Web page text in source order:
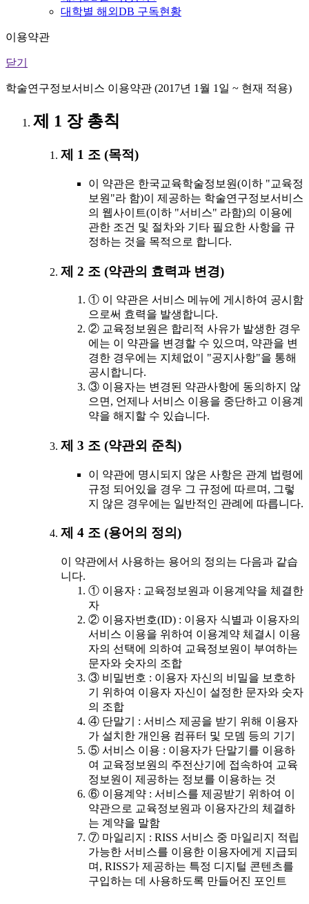
대학별 해외DB 구독현황
이용약관
닫기
학술연구정보서비스 이용약관 (2017년 1월 1일 ~ 현재 적용)
제 1 장 총칙
제 1 조 (목적)
이 약관은 한국교육학술정보원(이하 "교육정
보원"라 함)이 제공하는 학술연구정보서비스
의 웹사이트(이하 "서비스" 라함)의 이용에
관한 조건 및 절차와 기타 필요한 사항을 규
정하는 것을 목적으로 합니다.
제 2 조 (약관의 효력과 변경)
① 이 약관은 서비스 메뉴에 게시하여 공시함
으로써 효력을 발생합니다.
② 교육정보원은 합리적 사유가 발생한 경우
에는 이 약관을 변경할 수 있으며, 약관을 변
경한 경우에는 지체없이 "공지사항"을 통해
공시합니다.
③ 이용자는 변경된 약관사항에 동의하지 않
으면, 언제나 서비스 이용을 중단하고 이용계
약을 해지할 수 있습니다.
제 3 조 (약관외 준칙)
이 약관에 명시되지 않은 사항은 관계 법령에
규정 되어있을 경우 그 규정에 따르며, 그렇
지 않은 경우에는 일반적인 관례에 따릅니다.
제 4 조 (용어의 정의)
이 약관에서 사용하는 용어의 정의는 다음과 같습
니다.
① 이용자 : 교육정보원과 이용계약을 체결한
자
② 이용자번호(ID) : 이용자 식별과 이용자의
서비스 이용을 위하여 이용계약 체결시 이용
자의 선택에 의하여 교육정보원이 부여하는
문자와 숫자의 조합
③ 비밀번호 : 이용자 자신의 비밀을 보호하
기 위하여 이용자 자신이 설정한 문자와 숫자
의 조합
④ 단말기 : 서비스 제공을 받기 위해 이용자
가 설치한 개인용 컴퓨터 및 모뎀 등의 기기
⑤ 서비스 이용 : 이용자가 단말기를 이용하
여 교육정보원의 주전산기에 접속하여 교육
정보원이 제공하는 정보를 이용하는 것
⑥ 이용계약 : 서비스를 제공받기 위하여 이
약관으로 교육정보원과 이용자간의 체결하
는 계약을 말함
⑦ 마일리지 : RISS 서비스 중 마일리지 적립
가능한 서비스를 이용한 이용자에게 지급되
며, RISS가 제공하는 특정 디지털 콘텐츠를
구입하는 데 사용하도록 만들어진 포인트